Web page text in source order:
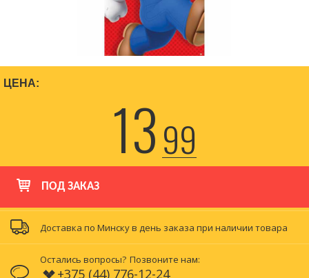
ЦЕНА:
1399
ПОД ЗАКАЗ
Доставка по Минску в день заказа при наличии товара
Остались вопросы? Позвоните нам:
+375 (44) 776-12-24